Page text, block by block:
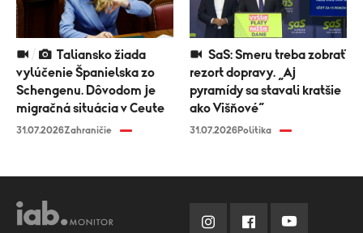
vylúčenie Španielska zo
Schengenu. Dôvodom je
migračná situácia v Ceute
31.07.2026Zahraničie
rezort dopravy. „Aj
pyramídy sa stavali kratšie
ako Višňové“
31.07.2026Politika